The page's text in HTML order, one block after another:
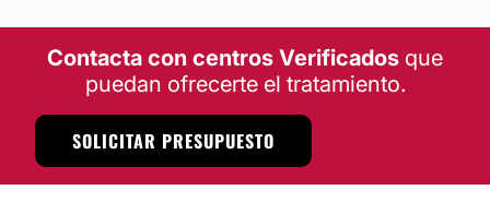
Contacta con centros Verificados que
puedan ofrecerte el tratamiento.
SOLICITAR PRESUPUESTO